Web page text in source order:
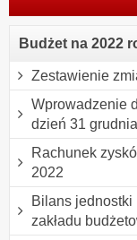
Budżet na 2022
Zestawienie
Wprowadzenie
dzień 31
Rachunek
2022
Bilans
zakładu